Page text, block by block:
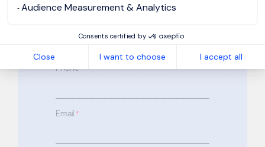
Audience Measurement & Analytics
Consents certified by
Close I want to choose I accept all
Phone*
Email *